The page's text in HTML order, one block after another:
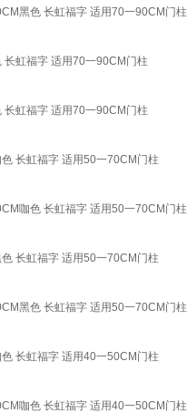
黑色 长虹福字 适用70一90CM门柱
虹福字 适用70一90CM门柱
虹福字 适用70一90CM门柱
长虹福字 适用50一70CM门柱
咖色 长虹福字 适用50一70CM门柱
长虹福字 适用50一70CM门柱
黑色 长虹福字 适用50一70CM门柱
长虹福字 适用40一50CM门柱
咖色 长虹福字 适用40一50CM门柱